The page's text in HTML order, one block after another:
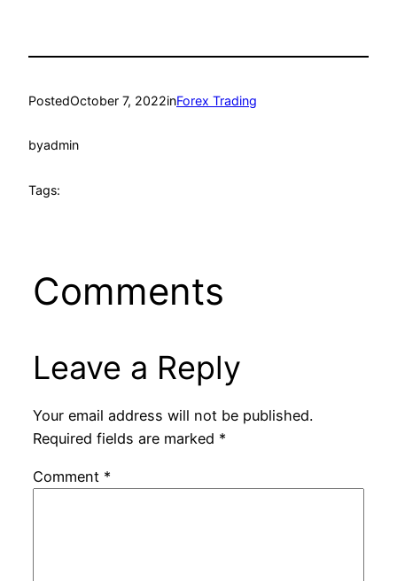
PostedOctober 7, 2022inForex Trading
byadmin
Tags:
Comments
Leave a Reply
Your email address will not be published.
Required fields are marked *
Comment *